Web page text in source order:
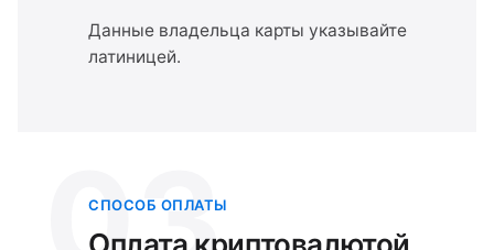
Данные владельца карты указывайте
латиницей.
СПОСОБ ОПЛАТЫ